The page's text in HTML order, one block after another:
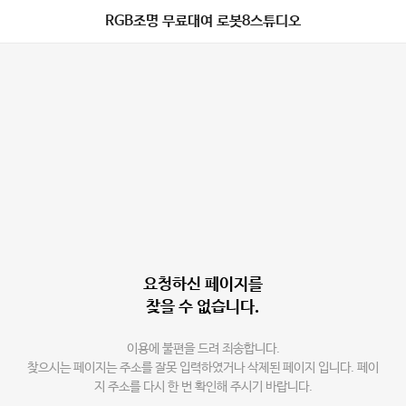
RGB조명 무료대여 로봇8스튜디오
요청하신 페이지를
찾을 수 없습니다.
이용에 불편을 드려 죄송합니다.
찾으시는 페이지는 주소를 잘못 입력하였거나 삭제된 페이지 입니다. 페이
지 주소를 다시 한 번 확인해 주시기 바랍니다.